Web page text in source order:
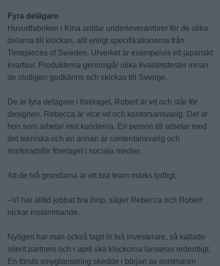
Fyra delägare
Huvudfabriken i Kina anlitar underleverantörer för de olika
delarna till klockan, allt enligt specifikationerna från
Timepieces of Sweden. Urverket är exempelvis ett japanskt
kvartsur. Produkterna genomgår olika kvalitetstester innan
de slutligen godkänns och skickas till Sverige.
De är fyra delägare i företaget. Robert är vd och står för
designen. Rebecca är vice vd och kontorsansvarig. Det är
hon som arbetar mot kunderna. En person till arbetar med
det tekniska och en annan är contentansvarig och
marknadsför företaget i sociala medier.
Att de två grundarna är ett bra team märks tydligt.
–Vi har alltid jobbat bra ihop, säger Rebecca och Robert
nickar instämmande.
Nyligen har man också tagit in två investerare, så kallade
silent partners och i april ska klockorna lanseras ordentligt.
En första smyglansering skedde i början av sommaren